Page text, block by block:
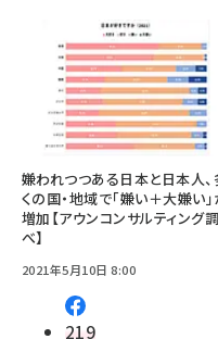
嫌われつつある日本と日本人、
くの国・地域で「嫌い＋大嫌い
増加【アウンコンサルティング調
べ】
2021年5月10日 8:00
219